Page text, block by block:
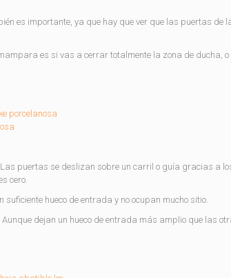
es importante, ya que hay que ver que las puertas de
es si vas a cerrar totalmente la zona de ducha,
puertas se deslizan sobre un carril o guía gracias a
cero.
suficiente hueco de entrada y no ocupan mucho sitio.
dejan un hueco de entrada más amplio que las